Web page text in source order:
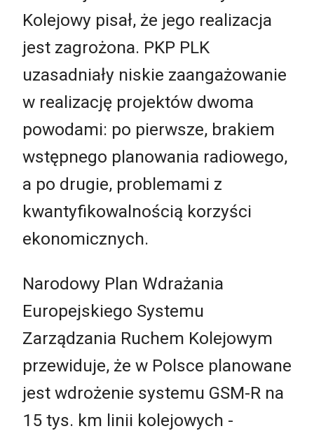
Kolejowy pisał, że jego realizacja
jest zagrożona. PKP PLK
uzasadniały niskie zaangażowanie
w realizację projektów dwoma
powodami: po pierwsze, brakiem
wstępnego planowania radiowego,
a po drugie, problemami z
kwantyfikowalnością korzyści
ekonomicznych.
Narodowy Plan Wdrażania
Europejskiego Systemu
Zarządzania Ruchem Kolejowym
przewiduje, że w Polsce planowane
jest wdrożenie systemu GSM-R na
15 tys. km linii kolejowych -